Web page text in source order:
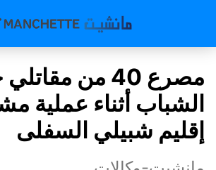
مصرع 40 من
الشباب أثناء عملية
إقليم شبيلي السفلى